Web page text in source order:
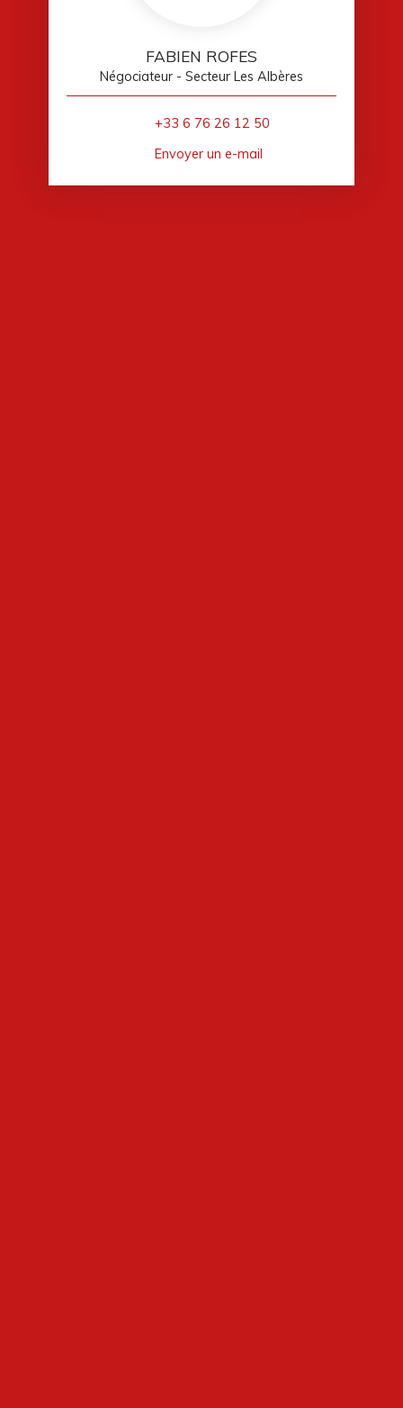
FABIEN ROFES
Négociateur - Secteur Les Albères
+33 6 76 26 12 50
Envoyer un e-mail